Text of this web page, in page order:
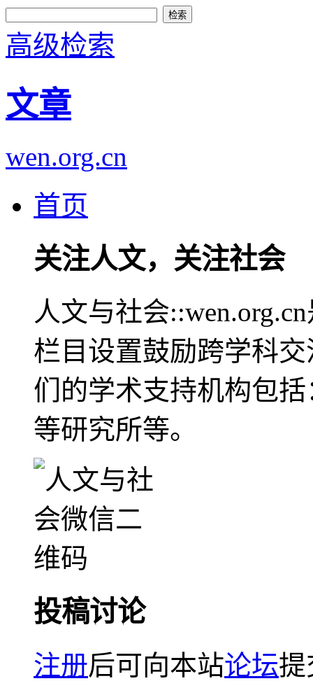
高级检索
文章
wen.org.cn
首页
关注人文，关注社会
人文与社会
栏目设置鼓励跨学科
们的学术支持机构包
等研究所等。
投稿讨论
注册后可向本站论坛提